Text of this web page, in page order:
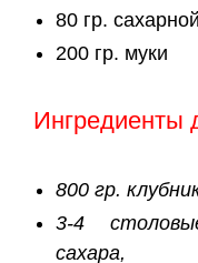
80 гр.
200 гр. муки
Ингредиенты
800 гр.
3-4
сахара,